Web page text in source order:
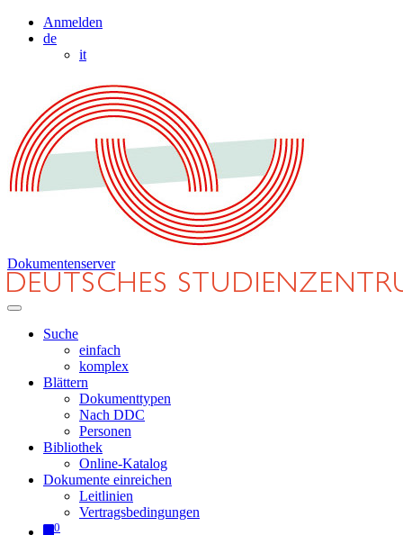
Anmelden
de
it
Dokumentenserver
Suche
einfach
komplex
Blättern
Dokumenttypen
Nach DDC
Personen
Bibliothek
Online-Katalog
Dokumente einreichen
Leitlinien
Vertragsbedingungen
0